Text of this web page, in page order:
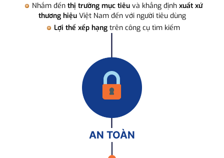
Nhắm đến thị trường mục tiêuvà khẳng định xuất xứ
thương hiệuViệt Nam đến với người tiêu dùng
Lợi thế xếp hạng trên công cụ tìm kiếm
AN TOÀN